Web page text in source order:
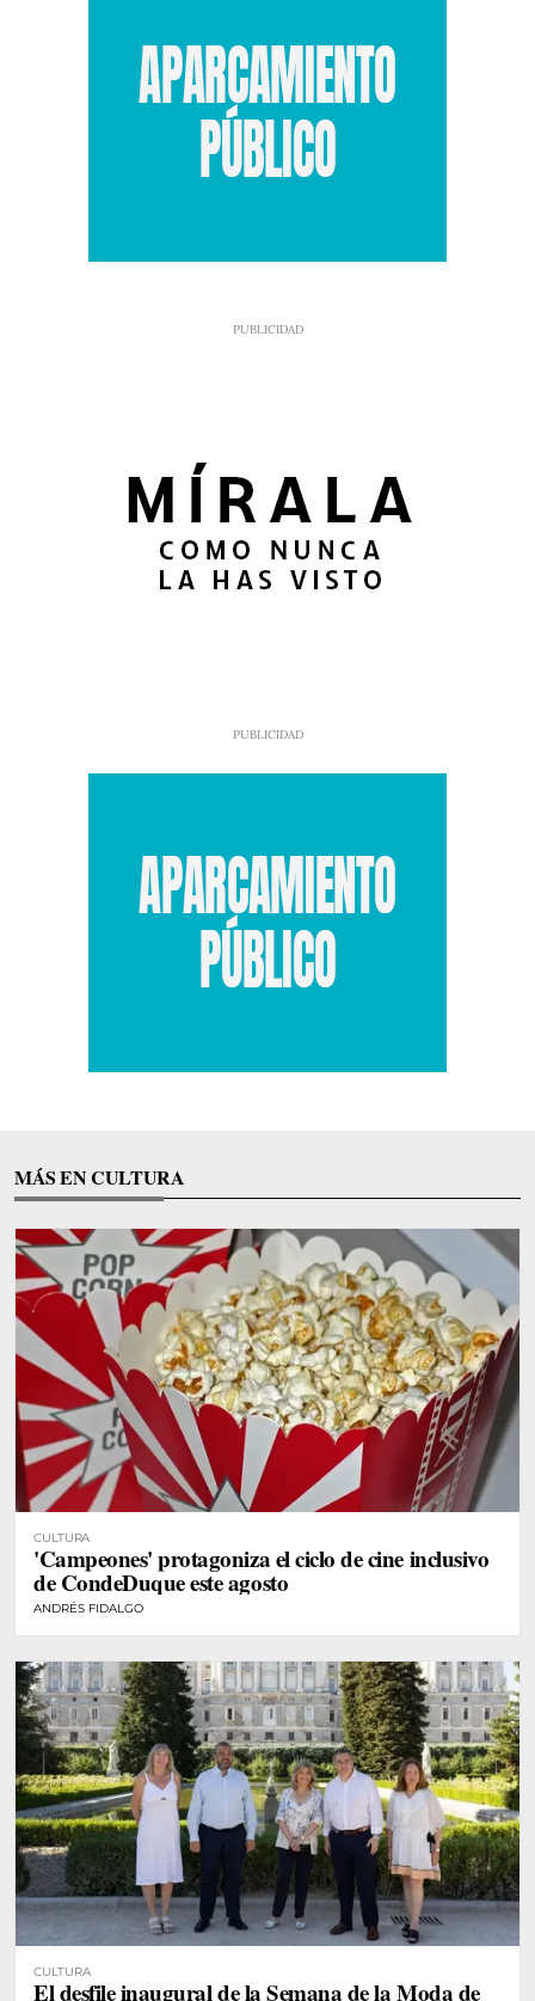
MÁS EN CULTURA
CULTURA
'Campeones' protagoniza el ciclo de cine inclusivo
de CondeDuque este agosto
ANDRÉS FIDALGO
CULTURA
El desfile inaugural de la Semana de la Moda de